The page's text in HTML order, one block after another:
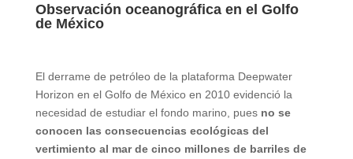
Observación oceanográfica en el Golfo
de México
El derrame de petróleo de la plataforma Deepwater
Horizon en el Golfo de México en 2010 evidenció la
necesidad de estudiar el fondo marino, pues no se
conocen las consecuencias ecológicas del
vertimiento al mar de cinco millones de barriles de